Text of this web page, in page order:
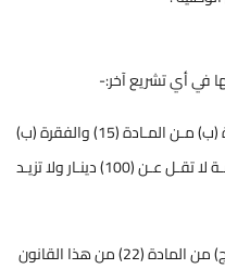
في أي تشريع آخر:-
أـ يعاقـب كـل مـن يـخـالف أحكـام الفقرة (ب) مـن المـادة (15) والفقرة (ب)
مـن المـادة (21) مـن هـذا القـانون بغرامـة لا تقـل عـن (100) دينـار ولا تزيـد
ب - يعاقب كل من يخالف أحكام الفقرة (ج) من المادة (22) من هذا القانون